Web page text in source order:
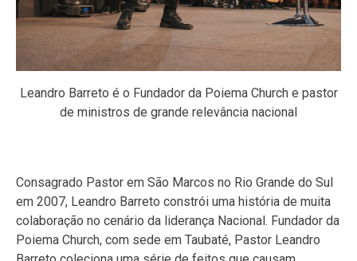
Leandro Barreto é o Fundador da Poiema Church e pastor
de ministros de grande relevância nacional
Consagrado Pastor em São Marcos no Rio Grande do Sul
em 2007, Leandro Barreto constrói uma história de muita
colaboração no cenário da liderança Nacional. Fundador da
Poiema Church, com sede em Taubaté, Pastor Leandro